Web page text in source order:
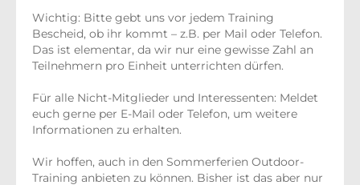
Wichtig: Bitte gebt uns vor jedem Training
Bescheid, ob ihr kommt – z.B. per Mail oder Telefon.
Das ist elementar, da wir nur eine gewisse Zahl an
Teilnehmern pro Einheit unterrichten dürfen.
Für alle Nicht-Mitglieder und Interessenten: Meldet
euch gerne per E-Mail oder Telefon, um weitere
Informationen zu erhalten.
Wir hoffen, auch in den Sommerferien Outdoor-
Training anbieten zu können. Bisher ist das aber nur